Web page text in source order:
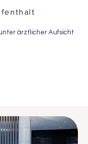
ärztlicher Aufsicht